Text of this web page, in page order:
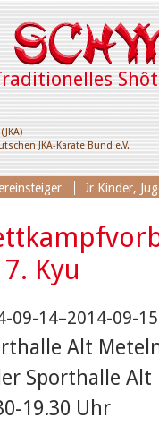
JKA-Karate Bund e.V.
für Kinder,
Kyu
09-14–2014-09-15
Alt
Sporthalle Alt
19.30 Uhr